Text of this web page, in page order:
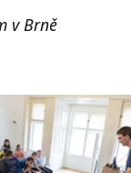
v Brně